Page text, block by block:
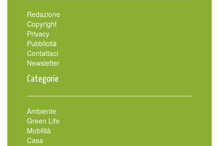
Redazione
Copyright
Privacy
Pubblicità
Contattaci
Newsletter
Categorie
Ambiente
Green Life
Mobilità
Casa